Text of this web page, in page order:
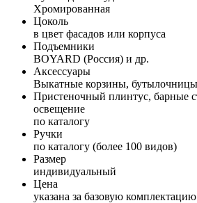
Хромированная
Цоколь
в цвет фасадов или корпуса
Подъемники
BOYARD (Россия) и др.
Аксессуары
Выкатные корзины,
Пристеночный плинтус, барные
освещение
по каталогу
Ручки
по каталогу (более 100 видов)
Размер
индивидуальный
Цена
указана за базовую комплектацию